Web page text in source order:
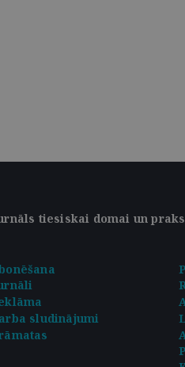
tiesiskai domai un
sludinājumi